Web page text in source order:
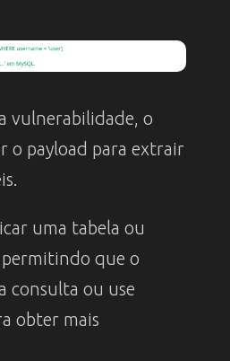
vulnerabilidade, o
o payload para extrair
uma tabela ou
que o
consulta ou use
obter mais